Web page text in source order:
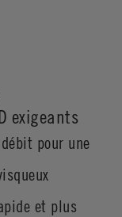
exigeants
pour une
et plus